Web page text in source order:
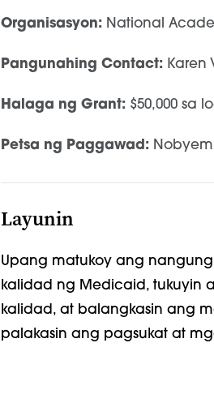
Organisasyon:National
Pangunahing Contact:Karen
Halaga ng Grant:$50,000 sa
Petsa ng Paggawad:
Layunin
Upang matukoy ang
kalidad ng Medicaid, tukuyin
kalidad, at balangkasin ang
palakasin ang pagsukat at